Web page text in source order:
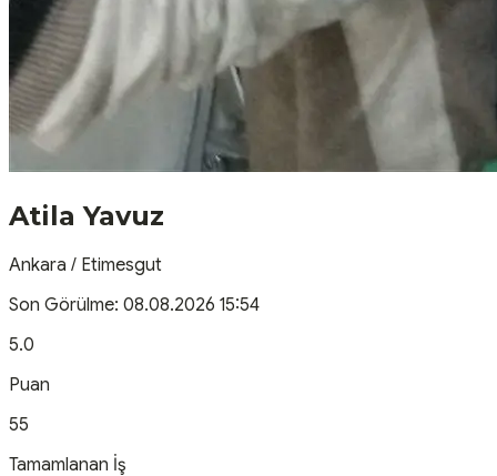
Atila Yavuz
Ankara / Etimesgut
Son Görülme: 08.08.2026 15:54
5.0
Puan
55
Tamamlanan İş